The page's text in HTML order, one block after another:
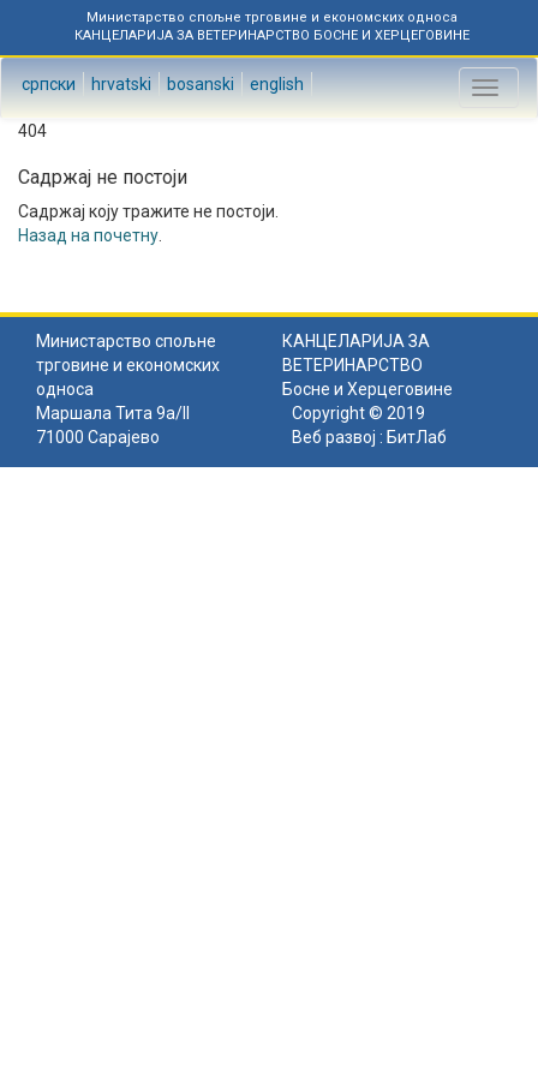
Министарство спољне трговине и економских односа
КАНЦЕЛАРИЈА ЗА ВЕТЕРИНАРСТВО БОСНЕ И ХЕРЦЕГОВИНЕ
српски hrvatski bosanski english
Toggle
404
Садржај не постоји
Садржај коју тражите не постоји.
Назад на почетну
Министарство спољне
трговине и економских
односа
КАНЦЕЛАРИЈА ЗА
ВЕТЕРИНАРСТВО
Босне и Херцеговине
Маршала Тита 9а/II
71000 Сарајево
Copyright © 2019
Веб развој : БитЛаб